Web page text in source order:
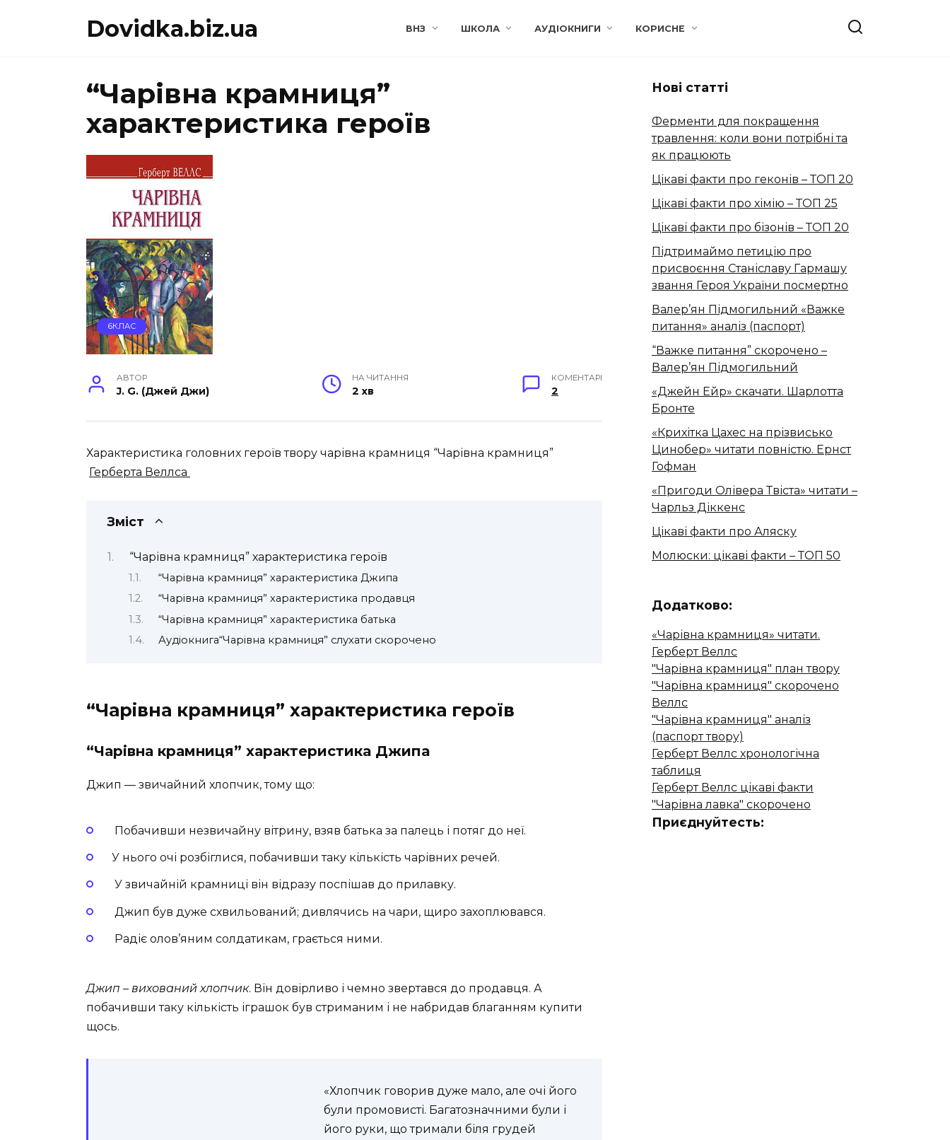
Dovidka.biz.ua ВНЗ ШКОЛА АУДІОКНИГИ КОРИСНЕ
“Чарівна крамниця”
характеристика героїв
6КЛАС
АВТОР
J. G. (Джей Джи)
НА ЧИТАННЯ
2 хв
КОМЕНТАРІ
2
Характеристика головних героїв твору чарівна крамниця “Чарівна крамниця”
Герберта Веллса
Зміст
“Чарівна крамниця” характеристика героїв
“Чарівна крамниця” характеристика Джипа
“Чарівна крамниця” характеристика продавця
“Чарівна крамниця” характеристика батька
Аудіокнига“Чарівна крамниця” слухати скорочено
“Чарівна крамниця” характеристика героїв
“Чарівна крамниця” характеристика Джипа
Джип — звичайний хлопчик, тому що:
Побачивши незвичайну вітрину, взяв батька за палець і потяг до неї.
У нього очі розбіглися, побачивши таку кількість чарівних речей.
У звичайній крамниці він відразу поспішав до прилавку.
Джип був дуже схвильований; дивлячись на чари, щиро захоплювався.
Радіє олов’яним солдатикам, грається ними.
Джип – вихований хлопчик. Він довірливо і чемно звертався до продавця. А
побачивши таку кількість іграшок був стриманим і не набридав благанням купити
щось.
«Хлопчик говорив дуже мало, але очі його
були промовисті. Багатозначними були і
його руки, що тримали біля грудей
Нові статті
Ферменти для покращення
травлення: коли вони потрібні та
як працюють
Цікаві факти про геконів – ТОП 20
Цікаві факти про хімію – ТОП 25
Цікаві факти про бізонів – ТОП 20
Підтримаймо петицію про
присвоєння Станіславу Гармашу
звання Героя України посмертно
Валер’ян Підмогильний «Важке
питання» аналіз (паспорт)
“Важке питання” скорочено –
Валер’ян Підмогильний
«Джейн Ейр» скачати. Шарлотта
Бронте
«Крихітка Цахес на прізвисько
Цинобер» читати повністю. Ернст
Гофман
«Пригоди Олівера Твіста» читати –
Чарльз Діккенс
Цікаві факти про Аляску
Молюски: цікаві факти – ТОП 50
Додатково:
«Чарівна крамниця» читати.
Герберт Веллс
"Чарівна крамниця" план твору
"Чарівна крамниця" скорочено
Веллс
"Чарівна крамниця" аналіз
(паспорт твору)
Герберт Веллс хронологічна
таблиця
Герберт Веллс цікаві факти
"Чарівна лавка" скорочено
Приєднуйтесть: